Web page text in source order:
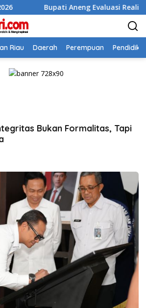
Aneng Evaluasi Realisasi Anggaran
Riau Daerah Perempuan
Bukan Formalitas, Tapi